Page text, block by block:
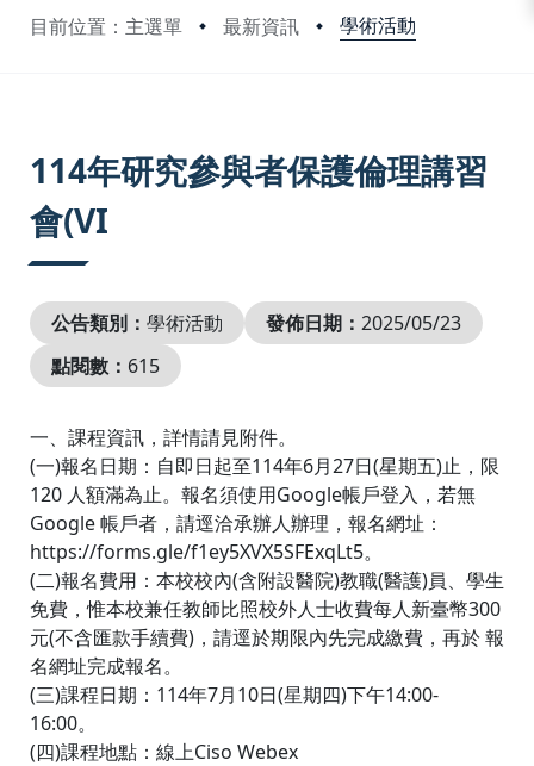
目前位置：主選單 最新資訊 學術活動
114年研究參與者保護倫理講習
會(VI
公告類別： 學術活動 發佈日期： 2025/05/23
點閱數： 615
一、課程資訊，詳情請見附件。
(一)報名日期：自即日起至114年6月27日(星期五)止，限
120 人額滿為止。報名須使用Google帳戶登入，若無
Google 帳戶者，請逕洽承辦人辦理，報名網址：
https://forms.gle/f1ey5XVX5SFExqLt5。
(二)報名費用：本校校內(含附設醫院)教職(醫護)員、學生
免費，惟本校兼任教師比照校外人士收費每人新臺幣300
元(不含匯款手續費)，請逕於期限內先完成繳費，再於 報
名網址完成報名。
(三)課程日期：114年7月10日(星期四)下午14:00-
16:00。
(四)課程地點：線上Ciso Webex